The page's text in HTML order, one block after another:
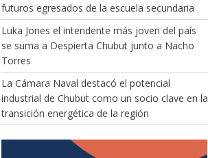
futuros egresados de la escuela secundaria
Luka Jones el intendente más joven del país
se suma a Despierta Chubut junto a Nacho
Torres
La Cámara Naval destacó el potencial
industrial de Chubut como un socio clave en la
transición energética de la región